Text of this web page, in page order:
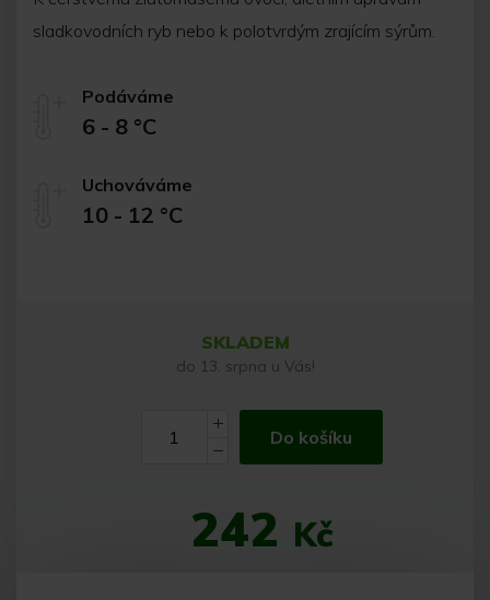
sladkovodních ryb nebo k polotvrdým zrajícím sýrům.
Podáváme
6 - 8 °C
Uchováváme
10 - 12 °C
SKLADEM
do 13. srpna u Vás!
Do košíku
242 Kč